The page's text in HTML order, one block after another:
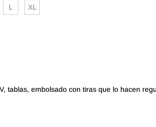
L XL
tablas, embolsado con tiras que lo hacen